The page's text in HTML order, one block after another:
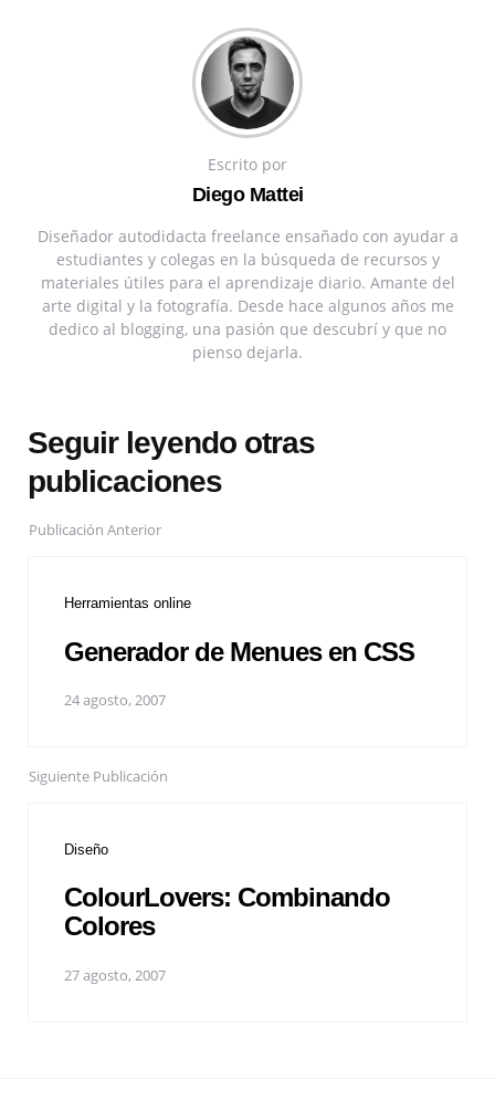
Escrito por
Diego Mattei
Diseñador autodidacta freelance ensañado con ayudar a
estudiantes y colegas en la búsqueda de recursos y
materiales útiles para el aprendizaje diario. Amante del
arte digital y la fotografía. Desde hace algunos años me
dedico al blogging, una pasión que descubrí y que no
pienso dejarla.
Seguir leyendo otras
publicaciones
Publicación Anterior
Herramientas online
Generador de Menues en CSS
24 agosto, 2007
Siguiente Publicación
Diseño
ColourLovers: Combinando
Colores
27 agosto, 2007